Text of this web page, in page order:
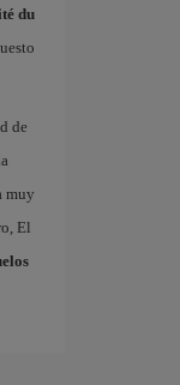
du
de
muy
El